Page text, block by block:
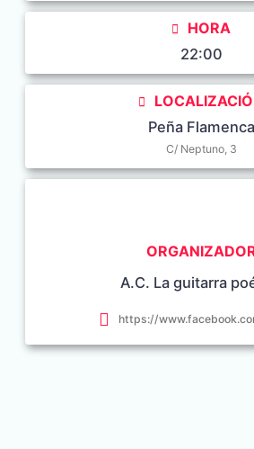
HORA
22:00
Peña Flamenca
C/ Neptuno, 3
A.C. La guitarra